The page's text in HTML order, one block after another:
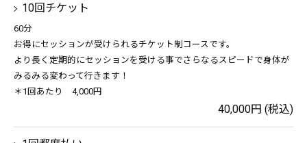
10回チケット
60分
お得にセッションが受けられるチケット制コースです。
より長く定期的にセッションを受ける事でさらなるスピードで身体が
みるみる変わって行きます！
＊1回あたり 4,000円
40,000円 (税込)